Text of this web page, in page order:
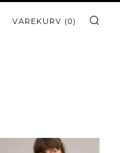
VAREKURV (0)